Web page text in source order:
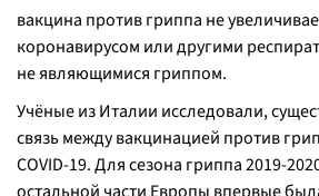
вакцина против гриппа не
коронавирусом или другими
не являющимися гриппом.
Учёные из Италии исследовали,
связь между вакцинацией против
COVID-19. Для сезона гриппа 2019-